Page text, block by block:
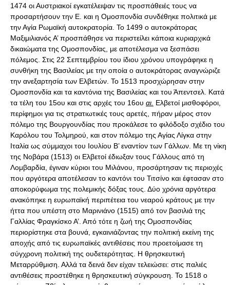
1474 οι Αυστριακοί εγκατέλειψαν τις προσπάθειές τους να
προσαρτήσουν την Ε. και η Ομοσπονδία συνδέθηκε πολιτικά με
την Αγία Ρωμαϊκή αυτοκρατορία. Το 1499 ο αυτοκράτορας
Μαξιμιλιανός Α’ προσπάθησε να περιστείλει κάποια κυριαρχικά
δικαιώματα της Ομοσπονδίας, με αποτέλεσμα να ξεσπάσει
πόλεμος. Στις 22 Σεπτεμβρίου του ίδιου χρόνου υπογράφηκε η
συνθήκη της Βασιλείας με την οποία ο αυτοκράτορας αναγνώριζε
την ανεξαρτησία των Ελβετών. Το 1513 προσχώρησαν στην
Ομοσπονδία και τα καντόνια της Βασιλείας και του Άπεντσελ. Κατά
τα τέλη του 15ου και στις αρχές του 16ου αι. Ελβετοί μισθοφόροι,
περίφημοι για τις στρατιωτικές τους αρετές, πήραν μέρος στον
πόλεμο της Βουργουνδίας που προκάλεσε το φιλόδοξο σχέδιο του
Καρόλου του Τολμηρού, και στον πόλεμο της Αγίας Λίγκα στην
Ιταλία ως σύμμαχοι του Ιουλίου Β’ εναντίον των Γάλλων. Με τη νίκη
της Νοβάρα (1513) οι Ελβετοί έδιωξαν τους Γάλλους από τη
Λομβαρδία, έγιναν κύριοι του Μιλάνου, προσάρτησαν τις περιοχές
που αργότερα αποτέλεσαν το καντόνι του Τιτσίνο και έφτασαν στο
αποκορύφωμα της πολεμικής δόξας τους. Δύο χρόνια αργότερα
ανακόπηκε η ευρωπαϊκή περιπέτεια του νεαρού κράτους με την
ήττα που υπέστη στο Μαρινιάνο (1515) από τον βασιλιά της
Γαλλίας Φραγκίσκο Α’. Από τότε η ζωή της Ομοσπονδίας
περιορίστηκε στα βουνά, εγκαινιάζοντας την πολιτική εκείνη της
αποχής από τις ευρωπαϊκές αντιθέσεις που προετοίμασε τη
σύγχρονη πολιτική της ουδετερότητας. Η θρησκευτική
Μεταρρύθμιση. Αλλά τα δεινά δεν είχαν τελειώσει: στις παλιές
αντιθέσεις προστέθηκε η θρησκευτική σύγκρουση. Το 1518 ο